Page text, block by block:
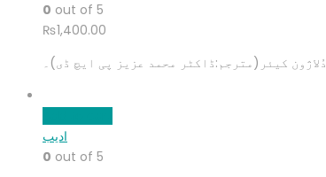
0 out of 5
₨1,400.00
دُلاژون کیئر(مترجم:ڈاکٹر محمد عزیز پی ایچ ڈی)۔
ادیب
0 out of 5